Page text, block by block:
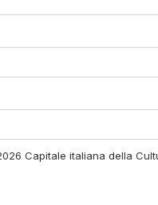
Capitale italiana della